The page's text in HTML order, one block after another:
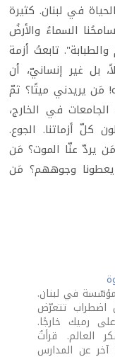
في لبنان. كثيرة
السماءُ والأرضُ
تابعتُ أزمة
بل غير إنسانيّ، أن
مَن يريدني ميتًا؟ ثمّ
في الخارج،
كلّ أزماتنا. الجوع.
يردّ عنّا الموت؟ مَن
يعطونا وجوههم؟ مَن
في لبنان.
تتعرّض
رميك خارجًا.
العالم. قرأتُ
عن المدارس